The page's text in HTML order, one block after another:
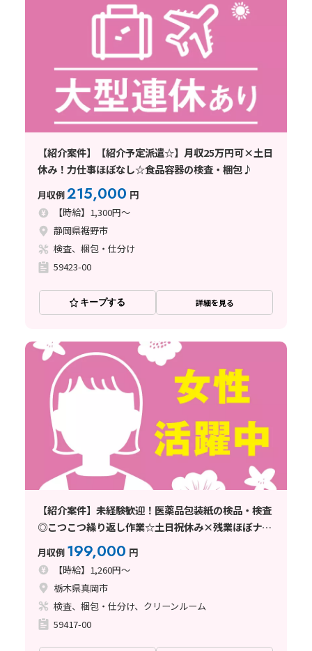
【紹介案件】【紹介予定派遣☆】月収25万円可×土日
休み！力仕事ほぼなし☆食品容器の検査・梱包♪
月収例215,000 円
【時給】1,300円～
静岡県裾野市
検査、梱包・仕分け
59423-00
キープする 詳細を見る
【紹介案件】未経験歓迎！医薬品包装紙の検品・検査
◎こつこつ繰り返し作業☆土日祝休み×残業ほぼナシ
月収例 199,000 円
【時給】1,260円～
栃木県真岡市
検査、梱包・仕分け、クリーンルーム
59417-00